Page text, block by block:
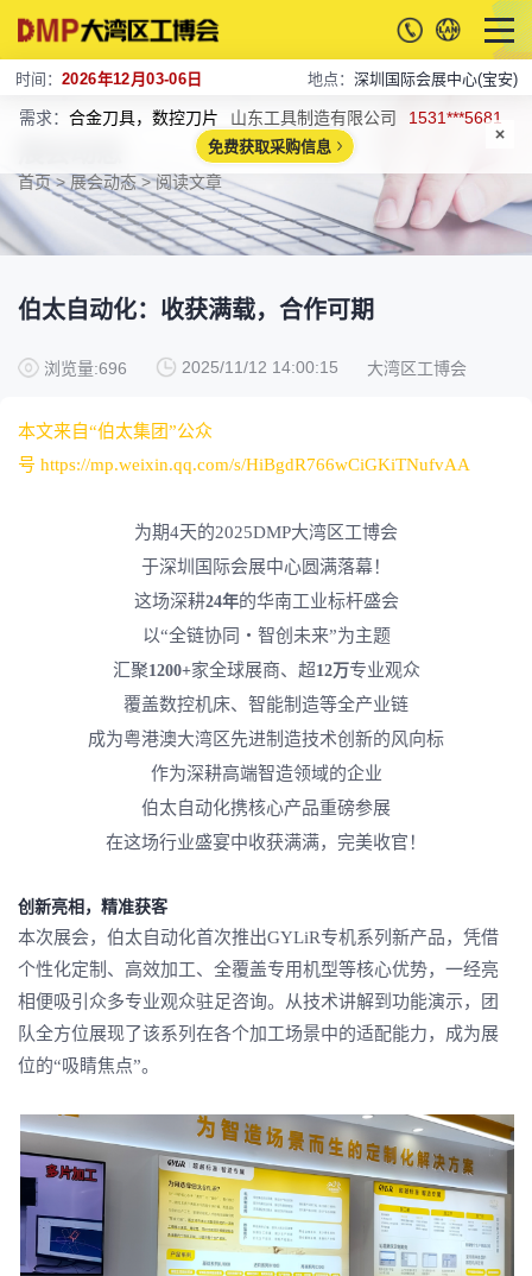
时间： 2026年12月03-06日 地点： 深圳国际会展中心(宝安)
需求： 合金刀具，数控刀片 山东工具制造有限公司 1531***5681
免费获取采购信息
首页> 展会动态> 阅读文章
伯太自动化：收获满载，合作可期
浏览量:696 2025/11/12 14:00:15 大湾区工博会
本文来自“伯太集团”公众
号 https://mp.weixin.qq.com/s/HiBgdR766wCiGKiTNufvAA
为期4天的2025DMP大湾区工博会
于深圳国际会展中心圆满落幕！
这场深耕24年的华南工业标杆盛会
以“全链协同・智创未来”为主题
汇聚1200+家全球展商、超12万专业观众
覆盖数控机床、智能制造等全产业链
成为粤港澳大湾区先进制造技术创新的风向标
作为深耕高端智造领域的企业
伯太自动化携核心产品重磅参展
在这场行业盛宴中收获满满，完美收官！
创新亮相，精准获客
本次展会，伯太自动化首次推出GYLiR专机系列新产品，凭借
个性化定制、高效加工、全覆盖专用机型等核心优势，一经亮
相便吸引众多专业观众驻足咨询。从技术讲解到功能演示，团
队全方位展现了该系列在各个加工场景中的适配能力，成为展
位的“吸睛焦点”。